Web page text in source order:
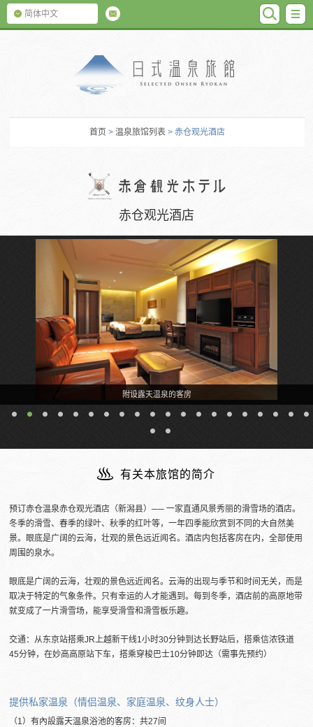
简体中文
首页 > 温泉旅馆列表 > 赤仓观光酒店
赤仓观光酒店
附设露天温泉的客房
有关本旅馆的简介
预订赤仓温泉赤仓观光酒店（新潟县）── 一家直通风景秀丽的滑雪场的酒店。
冬季的滑雪、春季的绿叶、秋季的红叶等，一年四季能欣赏到不同的大自然美
景。眼底是广阔的云海，壮观的景色远近闻名。酒店内包括客房在内，全部使用
周围的泉水。
眼底是广阔的云海，壮观的景色远近闻名。云海的出现与季节和时间无关，而是
取决于特定的气象条件。只有幸运的人才能遇到。每到冬季，酒店前的高原地带
就变成了一片滑雪场，能享受滑雪和滑雪板乐趣。
交通：从东京站搭乘JR上越新干线1小时30分钟到达长野站后，搭乘信浓铁道
45分钟，在妙高高原站下车，搭乘穿梭巴士10分钟即达（需事先预约）
提供私家温泉（情侣温泉、家庭温泉、纹身人士）
（1）有內設露天温泉浴池的客房：共27间